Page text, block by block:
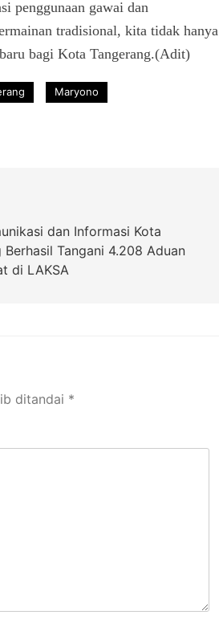
penggunaan gawai dan
tradisional, kita tidak hanya
bagi Kota Tangerang.(Adit)
Maryono
dan Informasi Kota
Berhasil Tangani 4.208 Aduan
di LAKSA
ditandai *